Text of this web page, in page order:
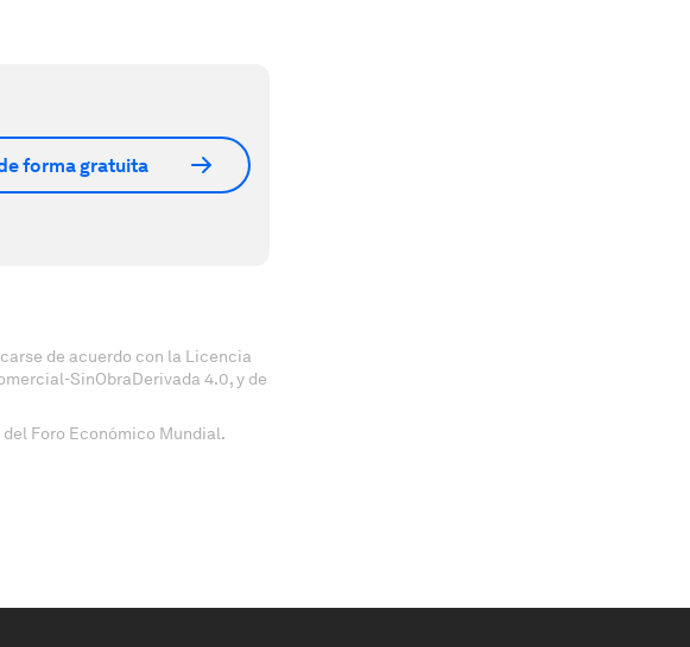
forma gratuita
de acuerdo con la Licencia
SinObraDerivada 4.0, y de
Foro Económico Mundial.